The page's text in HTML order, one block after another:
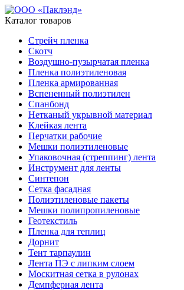
Каталог товаров
Стрейч пленка
Скотч
Воздушно-пузырчатая пленка
Пленка полиэтиленовая
Пленка армированная
Вспененный полиэтилен
Спанбонд
Нетканый укрывной материал
Клейкая лента
Перчатки рабочие
Мешки полиэтиленовые
Упаковочная (стреппинг) лента
Инструмент для ленты
Синтепон
Сетка фасадная
Полиэтиленовые пакеты
Мешки полипропиленовые
Геотекстиль
Пленка для теплиц
Дорнит
Тент тарпаулин
Лента ПЭ с липким слоем
Москитная сетка в рулонах
Демпферная лента